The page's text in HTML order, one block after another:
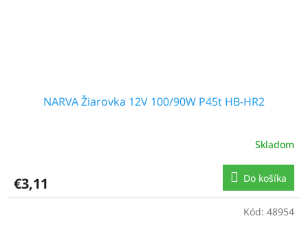
NARVA Žiarovka 12V 100/90W P45t HB-HR2
Skladom
€3,11 Do košíka
Kód: 48954